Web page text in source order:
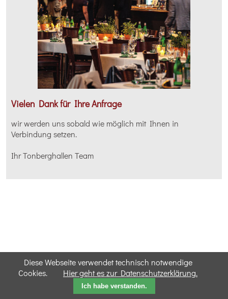
Vielen Dank für Ihre Anfrage
wir werden uns sobald wie möglich mit Ihnen in
Verbindung setzen.
Ihr Tonberghallen Team
Diese Webseite verwendet technisch notwendige
Cookies.
Hier geht es zur Datenschutzerklärung.
Ich habe verstanden.